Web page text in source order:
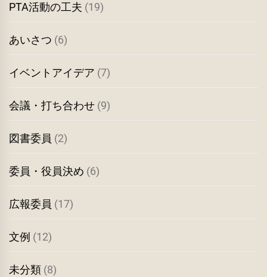
PTA活動の工夫 (19)
あいさつ (6)
イベントアイデア (7)
会議・打ち合わせ (9)
図書委員 (2)
委員・役員決め (6)
広報委員 (17)
文例 (12)
未分類 (8)